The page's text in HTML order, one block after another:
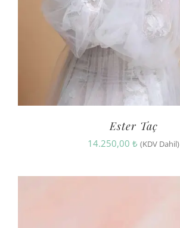
Ester Taç
14.250,00 ₺ (KDV Dahil)